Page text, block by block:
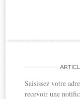
Saisissez votre
recevoir une